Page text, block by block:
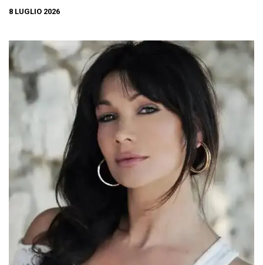
8 LUGLIO 2026